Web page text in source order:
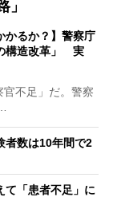
」
かるか？】警察庁
構造改革」 実
不足」だ。警察
者数は10年間で2
て「患者不足」に